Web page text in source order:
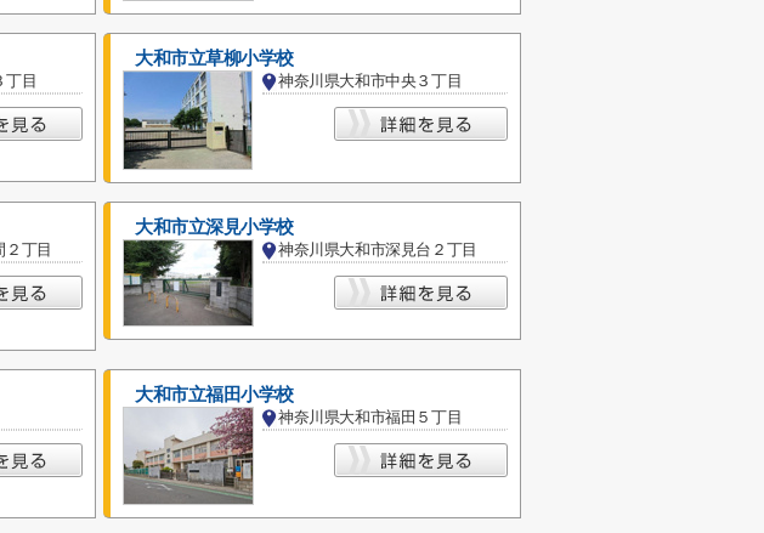
丁目
大和市立草柳小学校
神奈川県大和市中央３丁目
丁目
大和市立深見小学校
神奈川県大和市深見台２丁目
大和市立福田小学校
神奈川県大和市福田５丁目